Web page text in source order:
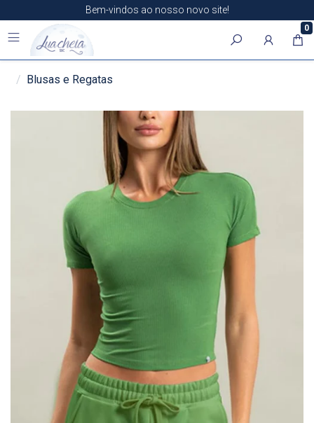
Bem-vindos ao nosso novo site!
0
Blusas e Regatas